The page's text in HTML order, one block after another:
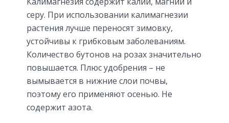
серу. При использовании калимагнезии
растения лучше переносят зимовку,
устойчивы к грибковым заболеваниям.
Количество бутонов на розах значительно
повышается. Плюс удобрения – не
вымывается в нижние слои почвы,
поэтому его применяют осенью. Не
содержит азота.